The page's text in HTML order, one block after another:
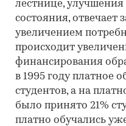
лестнице, улучшения
состояния, отвечает
увеличением
происходит
финансирования
в 1995 году платное
студентов, а на
было принято 21%
платно обучались